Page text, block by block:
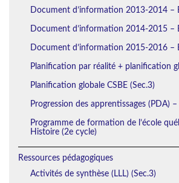
Document d’information 2013-2014 –
Document d’information 2014-2015 –
Document d’information 2015-2016 –
Planification par réalité + planification
Planification globale CSBE (Sec.3)
Progression des apprentissages (PDA)
Programme de formation de l’école
Histoire (2e cycle)
Ressources pédagogiques
Activités de synthèse (LLL) (Sec.3)